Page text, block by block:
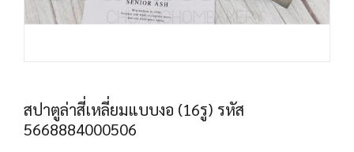
สปาตูล่าสี่เหลี่ยมแบบงอ (16รู) รหัส
5668884000506